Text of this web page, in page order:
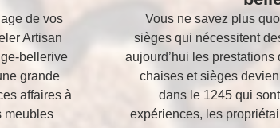
de vos
Artisan
bellerive
grande
affaires à
meubles
Vous ne savez plus
sièges qui nécessitent
aujourd’hui les
chaises et sièges
dans le 1245 qui
expériences, les